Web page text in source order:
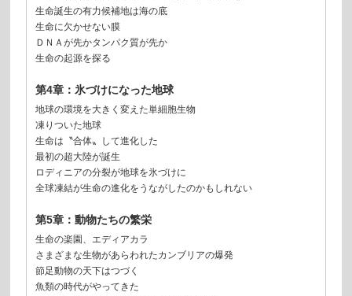
生命誕生の有力候補地は海の底
生命に欠かせない膜
ＤＮＡが先かタンパク質が先か
生命の起源を探る
第4章：氷づけになった地球
地球の環境を大きく変えた単細胞生物
凍りついた地球
生命は〝合体〟して進化した
最初の超大陸が誕生
ロディニアの分裂が地球を氷づけに
全球凍結が生命の進化をうながしたのかもしれない
第5章：動物たちの繁栄
生命の楽園、エディアカラ
さまざまな生物があらわれたカンブリアの爆発
節足動物の天下はつづく
魚類の時代がやってきた